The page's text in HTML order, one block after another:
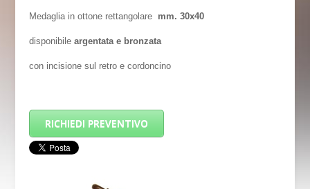
Medaglia in ottone rettangolare mm. 30x40
disponibileargentata e bronzata
con incisione sul retro e cordoncino
RICHIEDI PREVENTIVO